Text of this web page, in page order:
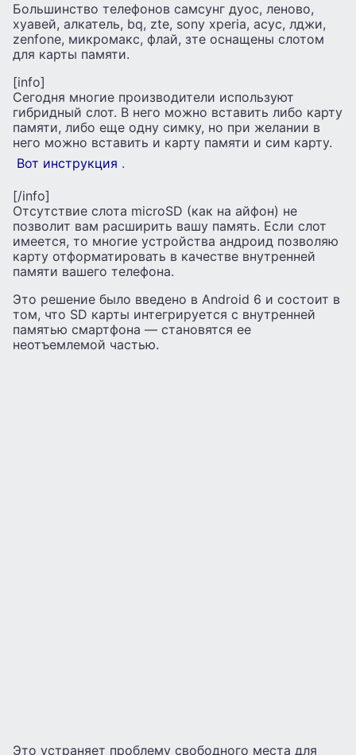
Большинство телефонов самсунг дуос, леново,
хуавей, алкатель, bq, zte, sony xperia, асус, лджи,
zenfone, микромакс, флай, зте оснащены слотом
для карты памяти.
[info]
Сегодня многие производители используют
гибридный слот. В него можно вставить либо карту
памяти, либо еще одну симку, но при желании в
него можно вставить и карту памяти и сим карту.
Вот инструкция .
[/info]
Отсутствие слота microSD (как на айфон) не
позволит вам расширить вашу память. Если слот
имеется, то многие устройства андроид позволяю
карту отформатировать в качестве внутренней
памяти вашего телефона.
Это решение было введено в Android 6 и состоит в
том, что SD карты интегрируется с внутренней
памятью смартфона — становятся ее
неотъемлемой частью.
Это устраняет проблему свободного места для